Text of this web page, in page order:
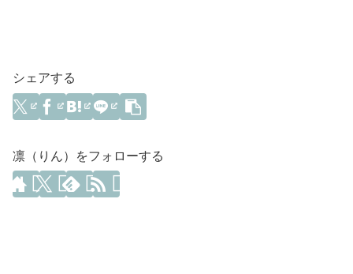
シェアする
凛（りん）をフォローする